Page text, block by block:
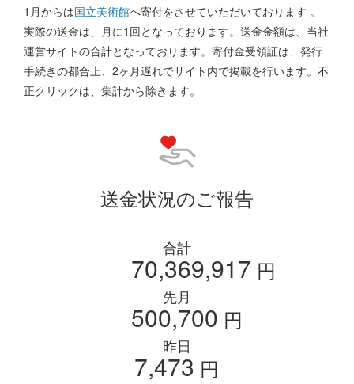
1月からは国立美術館へ寄付をさせていただいております 。
実際の送金は、月に1回となっております。送金金額は、当社
運営サイトの合計となっております。寄付金受領証は、発行
手続きの都合上、2ヶ月遅れでサイト内で掲載を行います。不
正クリックは、集計から除きます。
送金状況のご報告
合計
70,369,917 円
先月
500,700 円
昨日
7,473 円